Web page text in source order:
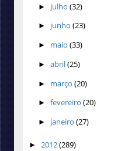
► julho (32)
► junho (23)
► maio (33)
► abril(25)
► março (20)
► fevereiro (20)
► janeiro (27)
► 2012(289)